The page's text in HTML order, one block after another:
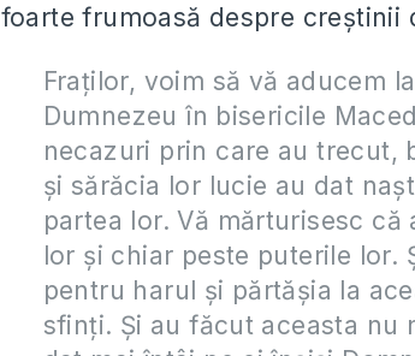
foarte frumoasă despre creștinii
Fraţilor, voim să vă aducem
Dumnezeu în bisericile
necazuri prin care au trecut,
şi sărăcia lor lucie au dat
partea lor. Vă mărturisesc
lor şi chiar peste puterile
pentru harul şi părtăşia la
sfinţi. Şi au făcut aceasta nu